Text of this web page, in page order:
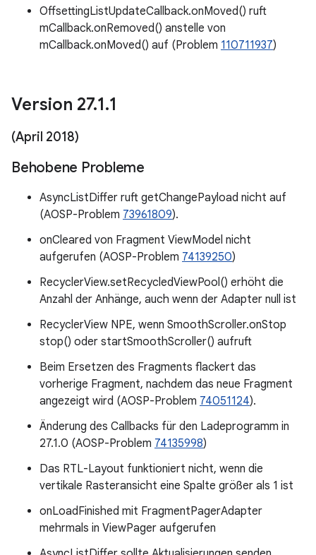
OffsettingListUpdateCallback.onMoved() ruft
mCallback.onRemoved() anstelle von
mCallback.onMoved() auf (Problem 110711937)
Version 27.1.1
(April 2018)
Behobene Probleme
AsyncListDiffer ruft getChangePayload nicht auf
(AOSP-Problem 73961809).
onCleared von Fragment ViewModel nicht
aufgerufen (AOSP-Problem 74139250)
RecyclerView.setRecycledViewPool() erhöht die
Anzahl der Anhänge, auch wenn der Adapter null ist
RecyclerView NPE, wenn SmoothScroller.onStop
stop() oder startSmoothScroller() aufruft
Beim Ersetzen des Fragments flackert das
vorherige Fragment, nachdem das neue Fragment
angezeigt wird (AOSP-Problem 74051124).
Änderung des Callbacks für den Ladeprogramm in
27.1.0 (AOSP-Problem 74135998)
Das RTL-Layout funktioniert nicht, wenn die
vertikale Rasteransicht eine Spalte größer als 1 ist
onLoadFinished mit FragmentPagerAdapter
mehrmals in ViewPager aufgerufen